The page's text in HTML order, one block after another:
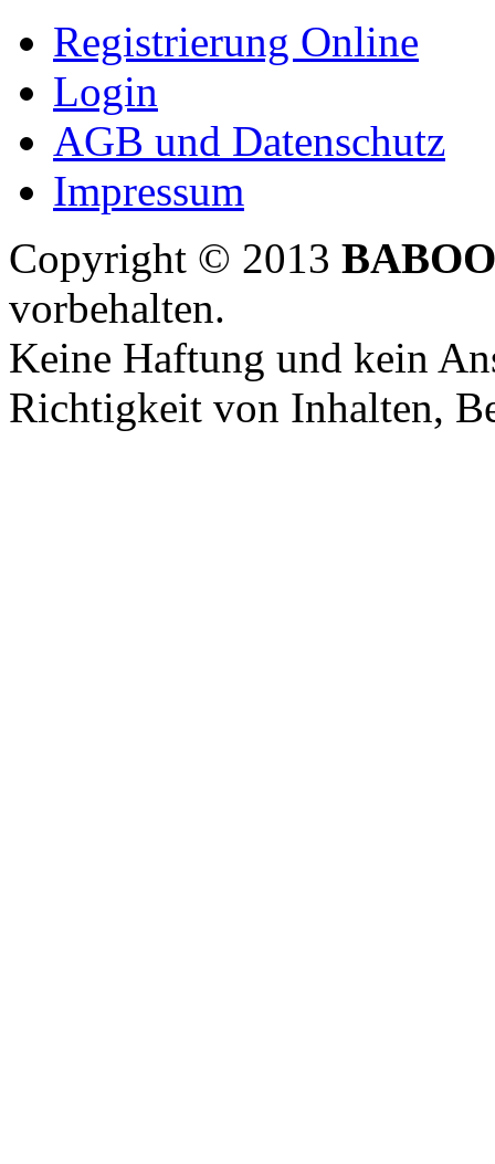
Registrierung Online
Login
AGB und Datenschutz
Impressum
Copyright © 2013
vorbehalten.
Keine Haftung und kein
Richtigkeit von Inhalten,